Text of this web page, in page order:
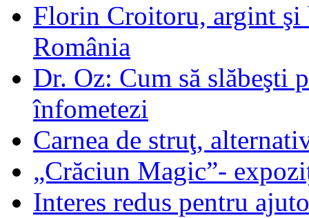
Florin Croitoru, argint şi
România
Dr. Oz: Cum să slăbeşti
înfometezi
Carnea de struţ,
„Crăciun Magic”-
Interes redus pentru